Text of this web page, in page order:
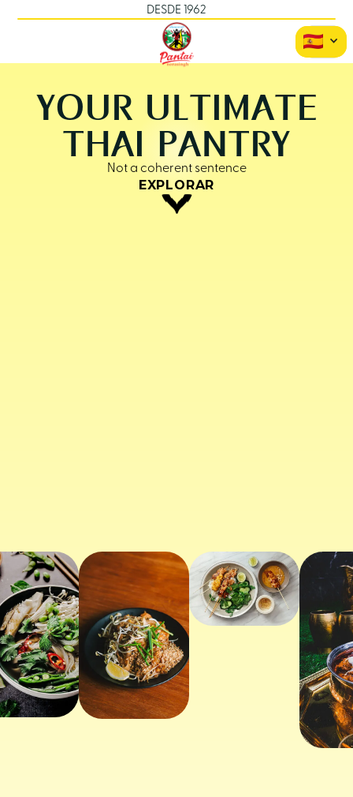
DESDE 1962
YOUR ULTIMATE
THAI PANTRY
Not a coherent sentence
EXPLORAR